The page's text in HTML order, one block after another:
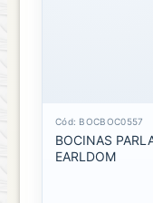
Cód: BOCBOC0557
BOCINAS
EARLDOM